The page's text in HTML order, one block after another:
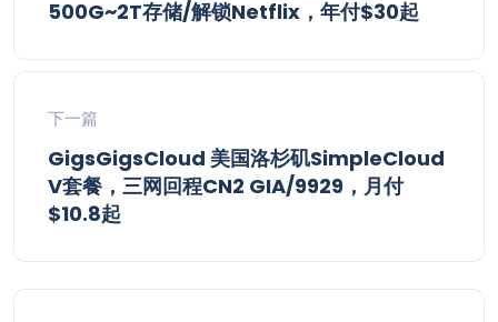
500G~2T存储/解锁Netflix，年付$30起
下一篇
GigsGigsCloud 美国洛杉矶SimpleCloud
V套餐，三网回程CN2 GIA/9929，月付
$10.8起